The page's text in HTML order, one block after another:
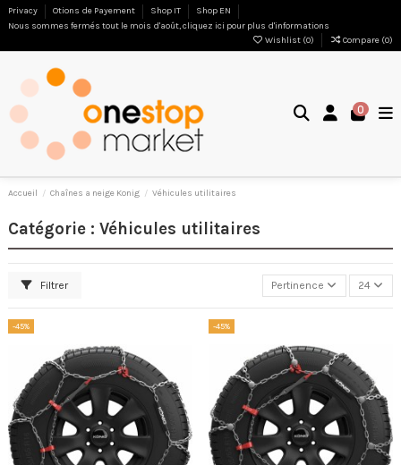
Privacy Otions de Payement Shop IT
Shop EN
Nous sommes fermés tout le mois d'août, cliquez ici pour plus d'informations
Wishlist (0) Compare (0)
0
Accueil Chaînes a neige Konig Véhicules utilitaires
Catégorie : Véhicules utilitaires
Filtrer Pertinence 24
-45% -45%